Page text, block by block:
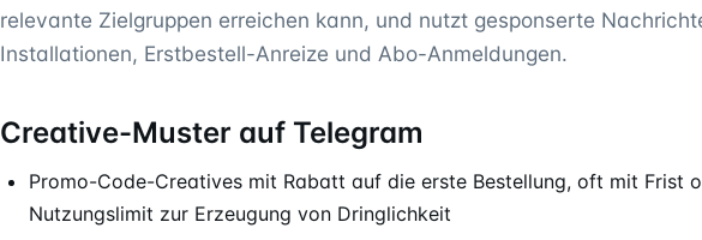
relevante Zielgruppen erreichen kann, und nutzt gesponserte
Installationen, Erstbestell-Anreize und Abo-Anmeldungen.
Creative-Muster auf Telegram
Promo-Code-Creatives mit Rabatt auf die erste Bestellung, oft mit Frist
Nutzungslimit zur Erzeugung von Dringlichkeit